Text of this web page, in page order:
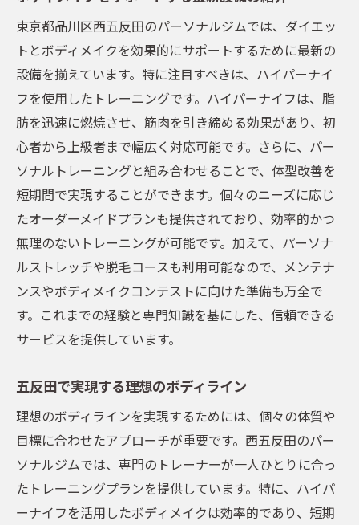
様々な背景を持つ会員の成功ストーリー
体験者の声から得られるモチベーション
理想の体型を手に入れる！五反田で選ぶべきパ
ーソナルジム
五反田で選ばれる人気パーソナルジムの特
徴
自分に合ったジムを見つけるためのポイン
ト
選ぶべきジムの設備とサービス
パーソナルジム利用者の評価と口コミ
五反田でのジム選びに役立つ情報
目的に合わせた最適なジムの選び方
東京都品川区西五反田のパーソナルジムでは、ダイエッ
トとボディメイクを効果的にサポートするために最新の
設備を揃えています。特に注目すべきは、ハイパーナイ
フを使用したトレーニングです。ハイパーナイフは、脂
肪を迅速に燃焼させ、筋肉を引き締める効果があり、初
心者から上級者まで幅広く対応可能です。さらに、パー
ソナルトレーニングと組み合わせることで、体型改善を
短期間で実現することができます。個々のニーズに応じ
たオーダーメイドプランも提供されており、効率的かつ
無理のないトレーニングが可能です。加えて、パーソナ
ルストレッチや脱毛コースも利用可能なので、メンテナ
ンスやボディメイクコンテストに向けた準備も万全で
す。これまでの経験と専門知識を基にした、信頼できる
サービスを提供しています。
五反田で実現する理想のボディライン
理想のボディラインを実現するためには、個々の体質や
目標に合わせたアプローチが重要です。西五反田のパー
ソナルジムでは、専門のトレーナーが一人ひとりに合っ
たトレーニングプランを提供しています。特に、ハイパ
ーナイフを活用したボディメイクは効率的であり、短期